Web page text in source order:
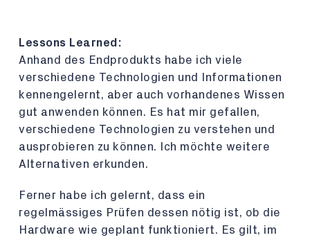
Lessons Learned:
Anhand des Endprodukts habe ich viele
verschiedene Technologien und Informationen
kennengelernt, aber auch vorhandenes Wissen
gut anwenden können. Es hat mir gefallen,
verschiedene Technologien zu verstehen und
ausprobieren zu können. Ich möchte weitere
Alternativen erkunden.
Ferner habe ich gelernt, dass ein
regelmässiges Prüfen dessen nötig ist, ob die
Hardware wie geplant funktioniert. Es gilt, im